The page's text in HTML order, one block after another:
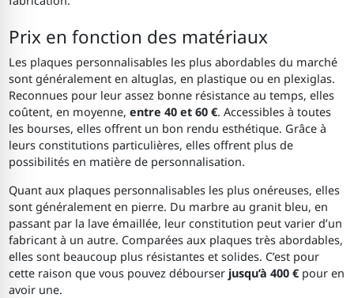
Prix en fonction des matériaux
Les plaques personnalisables les plus abordables du marché
sont généralement en altuglas, en plastique ou en plexiglas.
Reconnues pour leur assez bonne résistance au temps, elles
coûtent, en moyenne,entre 40 et 60 €. Accessibles à toutes
les bourses, elles offrent un bon rendu esthétique. Grâce à
leurs constitutions particulières, elles offrent plus de
possibilités en matière de personnalisation.
Quant aux plaques personnalisables les plus onéreuses, elles
sont généralement en pierre. Du marbre au granit bleu, en
passant par la lave émaillée, leur constitution peut varier d’un
fabricant à un autre. Comparées aux plaques très abordables,
elles sont beaucoup plus résistantes et solides. C’est pour
cette raison que vous pouvez débourser jusqu’à 400 € pour en
avoir une.